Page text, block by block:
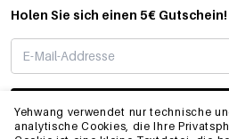
Yehwang verwendet nur technische
analytische Cookies, die Ihre
Holen Sie sich einen 5€ Gutschein!